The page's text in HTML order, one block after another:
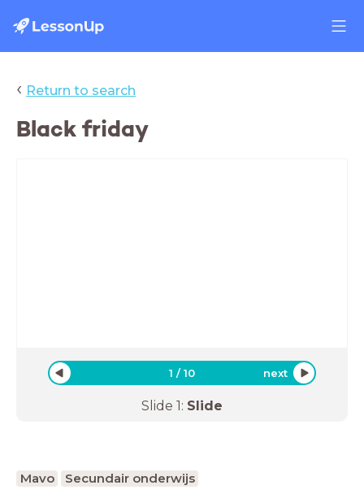
‹ Return to search
Black friday
1 /10 next
Slide 1: Slide
Mavo Secundair onderwijs